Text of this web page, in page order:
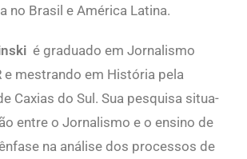
no Brasil e América Latina.
é graduado em Jornalismo
e mestrando em História pela
Caxias do Sul. Sua pesquisa situa-
entre o Jornalismo e o ensino de
na análise dos processos de